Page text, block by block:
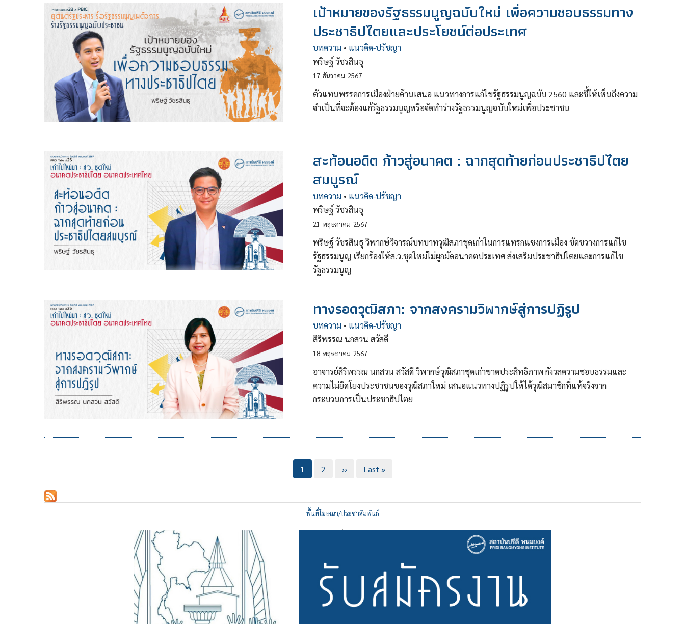
เป้าหมายของรัฐธรรมนูญฉบับใหม่ เพื่อความชอบธรรมทาง
ประชาธิปไตยและประโยชน์ต่อประเทศ
บทความ • แนวคิด-ปรัชญา
พริษฐ์ วัชรสินธุ
17 ธันวาคม 2567
ตัวแทนพรรคการเมืองฝ่ายค้านเสนอ แนวทางการแก้ไขรัฐธรรมนูญฉบับ 2560 และชี้ให้เห็นถึงความ
จำเป็นที่จะต้องแก้รัฐธรรมนูญหรือจัดทำร่างรัฐธรรมนูญฉบับใหม่เพื่อประชาชน
สะท้อนอดีต ก้าวสู่อนาคต : ฉากสุดท้ายก่อนประชาธิปไตย
สมบูรณ์
บทความ • แนวคิด-ปรัชญา
พริษฐ์ วัชรสินธุ
21 พฤษภาคม 2567
พริษฐ์ วัชรสินธุ วิพากษ์วิจารณ์บทบาทวุฒิสภาชุดเก่าในการแทรกแซงการเมือง ขัดขวางการแก้ไข
รัฐธรรมนูญ เรียกร้องให้ส.ว.ชุดใหม่ไม่ผูกมัดอนาคตประเทศ ส่งเสริมประชาธิปไตยและการแก้ไข
รัฐธรรมนูญ
ทางรอดวุฒิสภา: จากสงครามวิพากษ์สู่การปฏิรูป
บทความ • แนวคิด-ปรัชญา
สิริพรรณ นกสวน สวัสดี
18 พฤษภาคม 2567
อาจารย์สิริพรรณ นกสวน สวัสดี วิพากษ์วุฒิสภาชุดเก่าขาดประสิทธิภาพ กังวลความชอบธรรมและ
ความไม่ยึดโยงประชาชนของวุฒิสภาใหม่ เสนอแนวทางปฏิรูปให้ได้วุฒิสมาชิกที่แท้จริงจาก
กระบวนการเป็นประชาธิปไตย
Current
1 Page
2
Next
››
Last
Last »
พื้นที่โฆษณา/ประชาสัมพันธ์